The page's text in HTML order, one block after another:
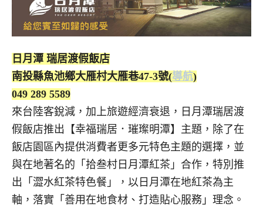
日月潭 瑞居渡假飯店
南投縣魚池鄉大雁村大雁巷47-3號(導航)
049 289 5589
來台陸客銳減，加上旅遊經濟衰退，日月潭瑞居渡
假飯店推出【幸福瑞居．璀璨明潭】主題，除了在
飯店園區內提供消費者更多元特色主題的選擇，並
與在地著名的「拾叁村日月潭紅茶」合作，特別推
出「澀水紅茶特色餐」，以日月潭在地紅茶為主
軸，落實「善用在地食材、打造貼心服務」理念。